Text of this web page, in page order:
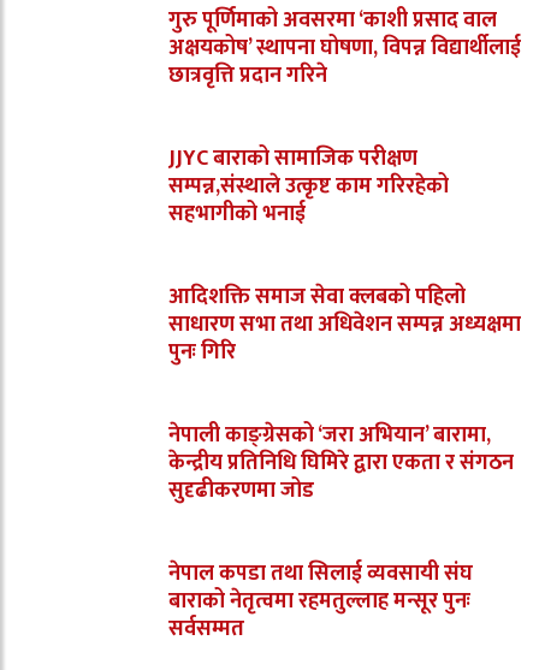
गुरु पूर्णिमाको अवसरमा ‘काशी प्रसाद वाल
अक्षयकोष’ स्थापना घोषणा, विपन्न विद्यार्थीलाई
छात्रवृत्ति प्रदान गरिने
JJYC बाराको सामाजिक परीक्षण
सम्पन्न,संस्थाले उत्कृष्ट काम गरिरहेको
सहभागीको भनाई
आदिशक्ति समाज सेवा क्लबको पहिलो
साधारण सभा तथा अधिवेशन सम्पन्न अध्यक्षमा
पुनः गिरि
नेपाली काङ्ग्रेसको ‘जरा अभियान’ बारामा,
केन्द्रीय प्रतिनिधि घिमिरे द्वारा एकता र संगठन
सुदृढीकरणमा जोड
नेपाल कपडा तथा सिलाई व्यवसायी संघ
बाराको नेतृत्वमा रहमतुल्लाह मन्सूर पुनः
सर्वसम्मत